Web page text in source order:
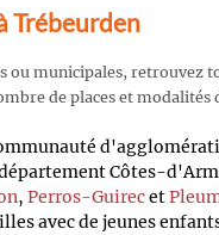
Trébeurden
ou municipales, retrouvez
de places et
Côtes-
, Perros-Guirecet
avec de jeunes